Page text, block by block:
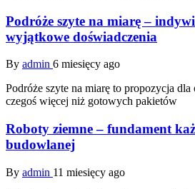
Podróże szyte na miarę –
wyjątkowe doświadczenia
By admin 6 miesięcy ago
Podróże szyte na miarę to propozycja
czegoś więcej niż gotowych pakietów
Roboty ziemne – fundament
budowlanej
By admin 11 miesięcy ago